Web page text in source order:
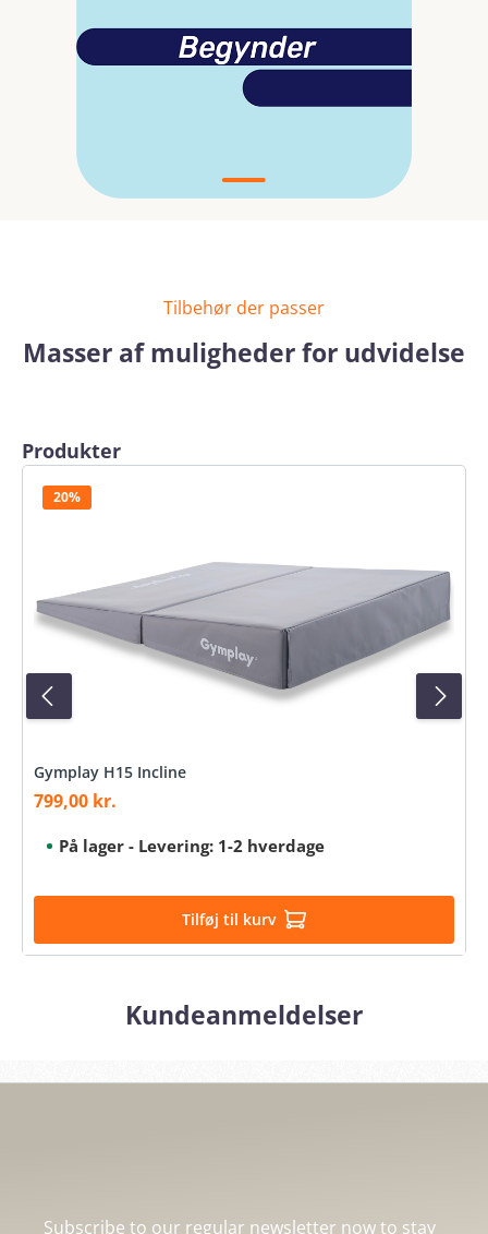
Tilbehør der passer
Masser af muligheder for udvidelse
Skip product gallery
Produkter
20%
Gymplay H15 Incline
Sale price:
799,00 kr.
På lager - Levering: 1-2 hverdage
Tilføj til kurv
Kundeanmeldelser
Subscribe to our regular newsletter now to stay